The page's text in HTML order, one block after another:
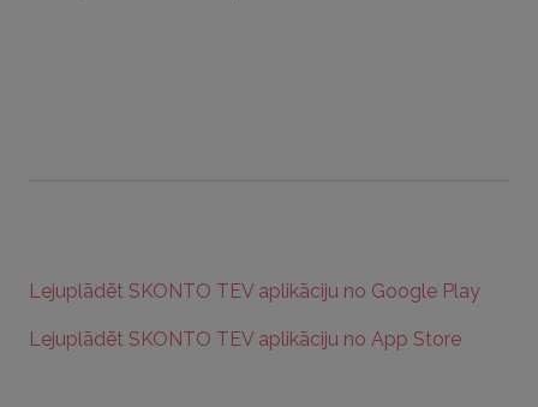
Lejuplādēt SKONTO TEV aplikāciju no Google Play
Lejuplādēt SKONTO TEV aplikāciju no App Store